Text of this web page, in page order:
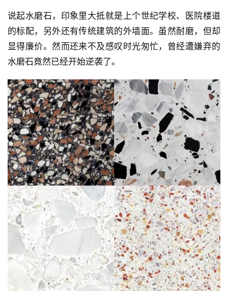
说起水磨石，印象里大抵就是上个世纪学校、医院楼道
的标配，另外还有传统建筑的外墙面。虽然耐磨，但却
显得廉价。然而还来不及感叹时光匆忙，曾经遭嫌弃的
水磨石竟然已经开始逆袭了。